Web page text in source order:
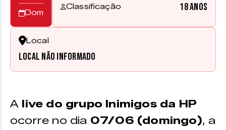
Dom
Classificação 18 anos
Local
Local não informado
A live do grupo Inimigos da HP
ocorre no dia 07/06 (domingo), a